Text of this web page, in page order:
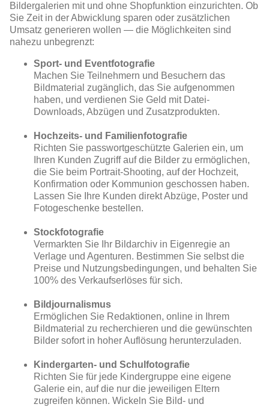
Bildergalerien mit und ohne Shopfunktion einzurichten. Ob
Sie Zeit in der Abwicklung sparen oder zusätzlichen
Umsatz generieren wollen — die Möglichkeiten sind
nahezu unbegrenzt:
Sport- und Eventfotografie
Machen Sie Teilnehmern und Besuchern das
Bildmaterial zugänglich, das Sie aufgenommen
haben, und verdienen Sie Geld mit Datei-
Downloads, Abzügen und Zusatzprodukten.
Hochzeits- und Familienfotografie
Richten Sie passwortgeschützte Galerien ein, um
Ihren Kunden Zugriff auf die Bilder zu ermöglichen,
die Sie beim Portrait-Shooting, auf der Hochzeit,
Konfirmation oder Kommunion geschossen haben.
Lassen Sie Ihre Kunden direkt Abzüge, Poster und
Fotogeschenke bestellen.
Stockfotografie
Vermarkten Sie Ihr Bildarchiv in Eigenregie an
Verlage und Agenturen. Bestimmen Sie selbst die
Preise und Nutzungsbedingungen, und behalten Sie
100% des Verkaufserlöses für sich.
Bildjournalismus
Ermöglichen Sie Redaktionen, online in Ihrem
Bildmaterial zu recherchieren und die gewünschten
Bilder sofort in hoher Auflösung herunterzuladen.
Kindergarten- und Schulfotografie
Richten Sie für jede Kindergruppe eine eigene
Galerie ein, auf die nur die jeweiligen Eltern
zugreifen können. Wickeln Sie Bild- und